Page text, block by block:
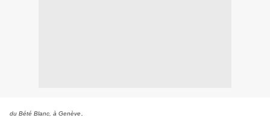
du Bété Blanc, à Genève